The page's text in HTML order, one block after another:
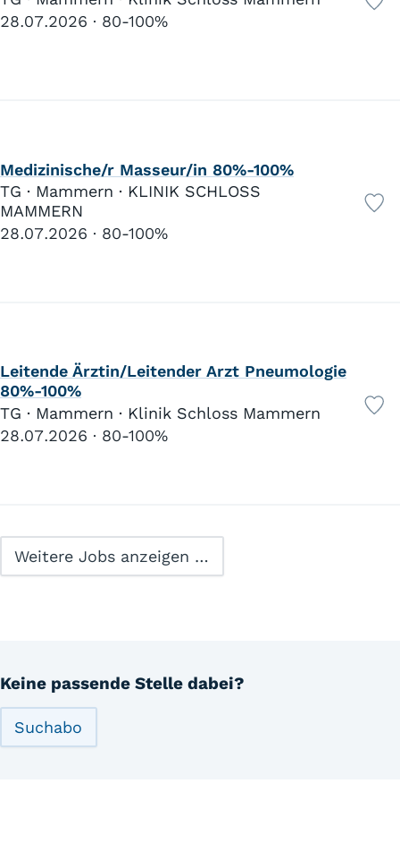
28.07.2026
80-100%
Medizinische/r Masseur/in 80%-100%
TG · Mammern · KLINIK SCHLOSS
MAMMERN
28.07.2026
80-100%
Leitende Ärztin/Leitender Arzt Pneumologie
80%-100%
TG · Mammern · Klinik Schloss Mammern
28.07.2026
80-100%
Weitere Jobs anzeigen …
Keine passende Stelle dabei?
Suchabo